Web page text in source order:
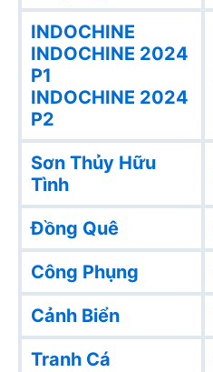
INDOCHINE
INDOCHINE 2024
P1
INDOCHINE 2024
P2
Sơn Thủy Hữu
Tình
Đồng Quê
Công Phụng
Cảnh Biển
Tranh Cá